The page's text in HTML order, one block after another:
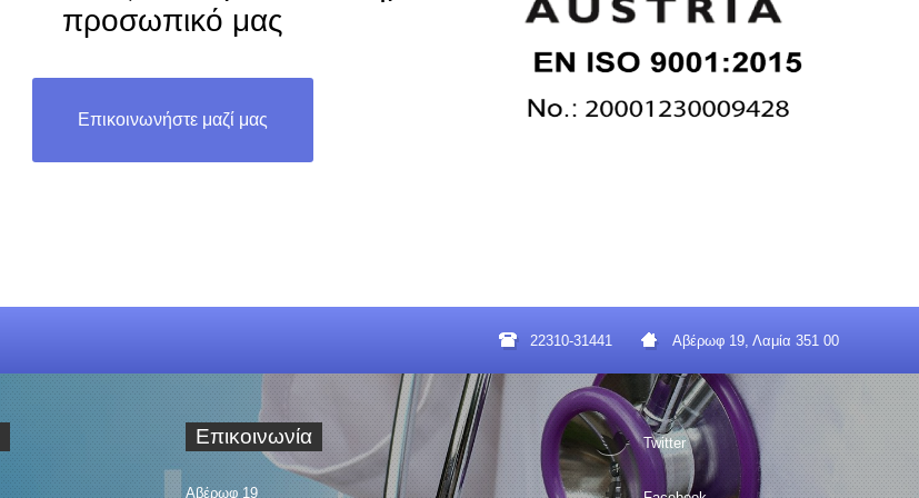
προσωπικό μας
Επικοινωνήστε μαζί μας
Αβέρωφ 19, Λαμία 351 00
22310-31441
Επικοινωνία
Αβέρωφ 19
Twitter